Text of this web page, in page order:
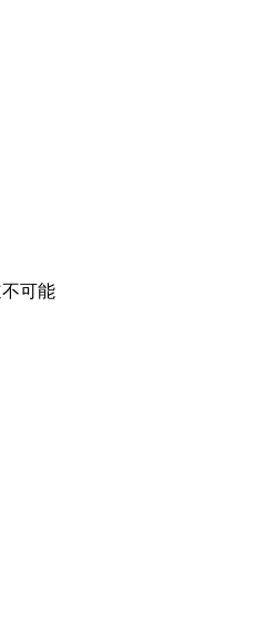
可能